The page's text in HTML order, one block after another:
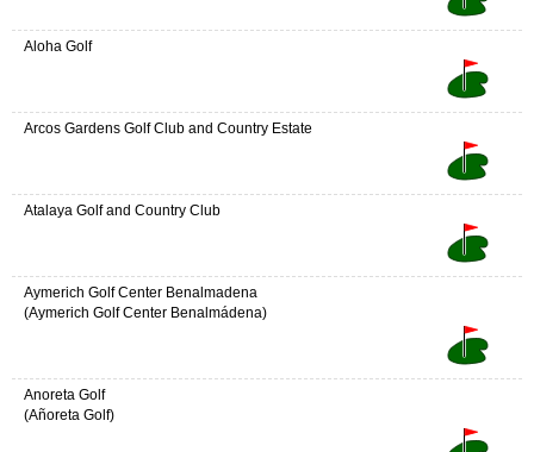
Aloha Golf
Arcos Gardens Golf Club and Country Estate
Atalaya Golf and Country Club
Aymerich Golf Center Benalmadena
(Aymerich Golf Center Benalmádena)
Anoreta Golf
(Añoreta Golf)